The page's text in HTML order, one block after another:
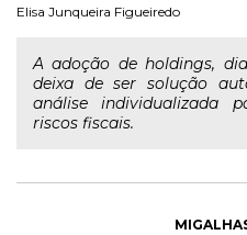
Elisa Junqueira Figueiredo
A adoção de holdings,
deixa de ser solução
análise individualizada
riscos fiscais.